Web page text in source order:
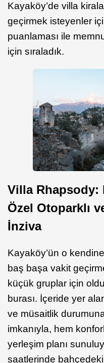
Kayaköy’de villa
geçirmek isteyenler
puanlaması ile
için sıraladık.
Villa Rhapsody:
Özel Otoparklı
İnziva
Kayaköy’ün o
baş başa vakit
küçük gruplar için
burası. İçeride yer
ve müsaitlik
imkanıyla, hem
yerleşim planı
saatlerinde